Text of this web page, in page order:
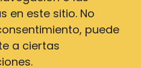
en este sitio. No
puede
a ciertas